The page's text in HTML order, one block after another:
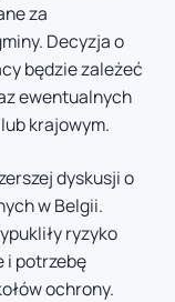
za
Decyzja o
będzie zależeć
ewentualnych
krajowym.
dyskusji o
w Belgii.
ryzyko
i potrzebę
ochrony.